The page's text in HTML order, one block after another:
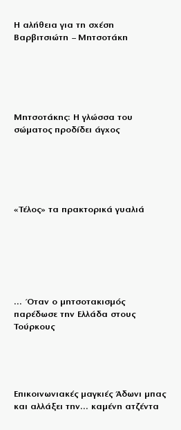
Η αλήθεια για τη σχέση
Βαρβιτσιώτη – Μητσοτάκη
Μητσοτάκης: Η γλώσσα του
σώματος προδίδει άγχος
«Τέλος» τα πρακτορικά γυαλιά
… Όταν ο μητσοτακισμός
παρέδωσε την Ελλάδα στους
Τούρκους
Επικοινωνιακές μαγκιές Άδωνι μπας
και αλλάξει την… καμένη ατζέντα